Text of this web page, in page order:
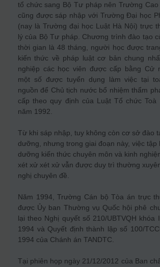
tổ chức sang Bộ Tư pháp nên Trường
cũng được sáp nhập với Trường Đại học
(nay là Trường đại học Luật Hà Nội) trực
lý của Bộ Tư pháp. Chương trình đào tạo
thời gian là 48 tháng, người học được
kiến thức về pháp luật cơ bản chung
nghiệp các học viên được cấp bằng Cử
một số được tuyển dụng làm việc tại
nguồn để Chủ tịch nước bổ nhiệm thẩm
cấp theo quy định của Luật Tổ chức Toà
năm 1992.
Từ khi sáp nhập, tuy không còn cơ sở đào
dưỡng, nhưng trong giai đoạn này, việc tập
dưỡng kiến thức chuyên môn và kinh
xét xử xét xử vẫn được duy trì thường
nghị chuyên đề.
Năm 1994, Trường Cán bộ Tòa án trực
được Ủy ban Thường vụ Quốc hội phê
lại theo Nghị quyết số 210/UBTVQH khóa
1994 và Quyết định thành lập số 100/
1994 của Chánh án TANDTC.
Tại phiên họp ngày 21/12/2012 của Ban